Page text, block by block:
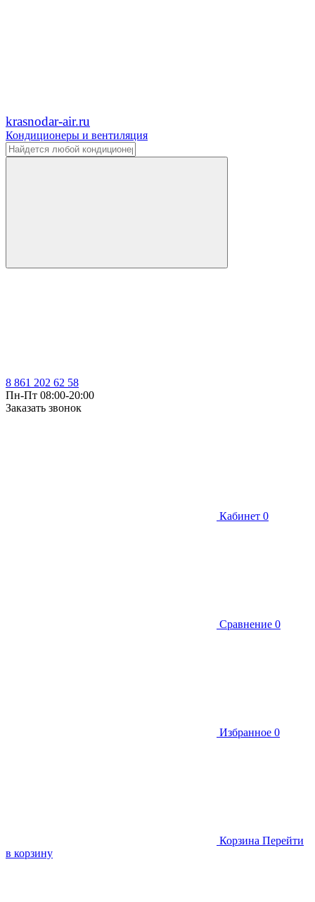
krasnodar-air.ru
Кондиционеры и вентиляция
8 861 202 62 58
Пн-Пт 08:00-20:00
Заказать звонок
Кабинет 0
Сравнение 0
Избранное 0
Корзина Перейти
в корзину